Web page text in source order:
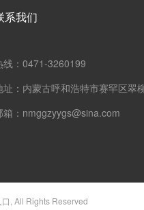
系我们
线：0471-3260199
址：内蒙古呼和浩特市赛罕区翠
箱：nmggzyygs@sina.com
, All Rights Reserved